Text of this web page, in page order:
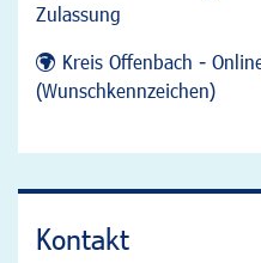
Zulassung
Kreis Offenbach -
(Wunschkennzeichen)
Kontakt